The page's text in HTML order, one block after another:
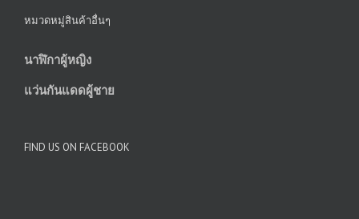
หมวดหมู่สินค้าอื่นๆ
นาฬิกาผู้หญิง
แว่นกันแดดผู้ชาย
FIND US ON FACEBOOK